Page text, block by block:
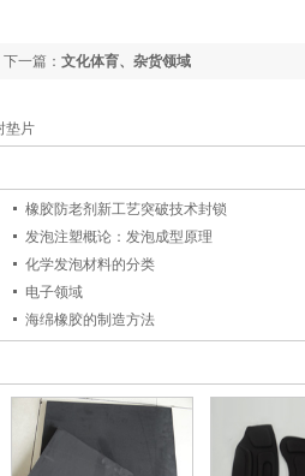
下一篇： 文化体育、杂货领域
垫片
橡胶防老剂新工艺突破技术封锁
发泡注塑概论：发泡成型原理
化学发泡材料的分类
电子领域
海绵橡胶的制造方法